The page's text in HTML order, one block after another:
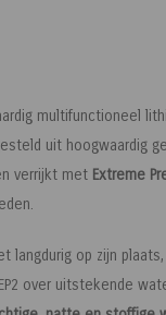
multifunctioneel
uit hoogwaardig
verrijkt met Extreme
op zijn
over uitstekende